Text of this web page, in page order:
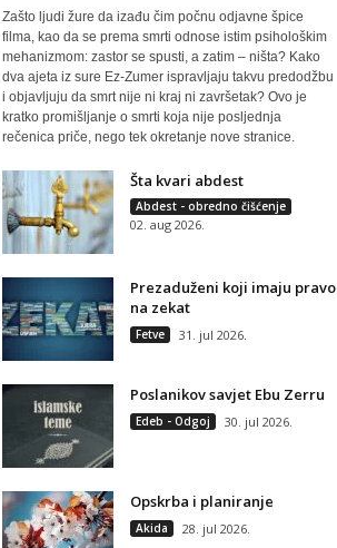
Zašto ljudi žure da izađu čim počnu odjavne špice
filma, kao da se prema smrti odnose istim psihološkim
mehanizmom: zastor se spusti, a zatim – ništa? Kako
dva ajeta iz sure Ez-Zumer ispravljaju takvu predodžbu
i objavljuju da smrt nije ni kraj ni završetak? Ovo je
kratko promišljanje o smrti koja nije posljednja
rečenica priče, nego tek okretanje nove stranice.
Šta kvari abdest
Abdest - obredno čišćenje
02. aug 2026.
Prezaduženi koji imaju pravo
na zekat
Fetve 31. jul 2026.
Poslanikov savjet Ebu Zerru
Edeb - Odgoj 30. jul 2026.
Opskrba i planiranje
Akida 28. jul 2026.